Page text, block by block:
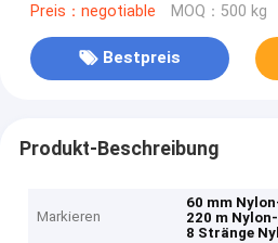
Preis：negotiable MOQ：500 kg
Bestpreis
Produkt-Beschreibung
Markieren
60 mm
220 m
8 Stränge